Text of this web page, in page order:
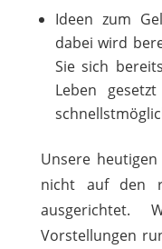
Ideen zum
dabei wird
Sie sich
Leben
Unsere
nicht auf den
ausgerichtet.
Vorstellungen